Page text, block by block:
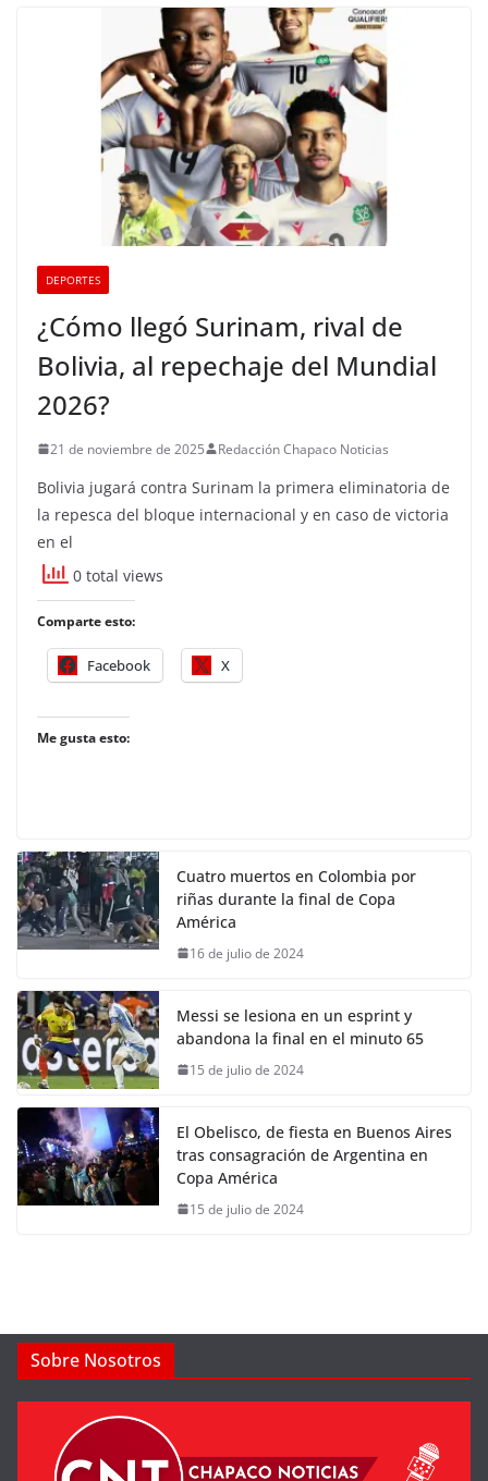
DEPORTES
¿Cómo llegó Surinam, rival de
Bolivia, al repechaje del Mundial
2026?
21 de noviembre de 2025 Redacción Chapaco Noticias
Bolivia jugará contra Surinam la primera eliminatoria de
la repesca del bloque internacional y en caso de victoria
en el
0 total views
Comparte esto:
Facebook X
Me gusta esto:
Cuatro muertos en Colombia por
riñas durante la final de Copa
América
16 de julio de 2024
Messi se lesiona en un esprint y
abandona la final en el minuto 65
15 de julio de 2024
El Obelisco, de fiesta en Buenos Aires
tras consagración de Argentina en
Copa América
15 de julio de 2024
Sobre Nosotros